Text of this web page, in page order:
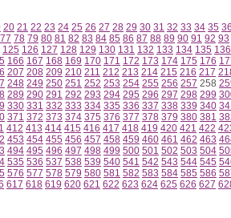
20 21 22 23 24 25 26 27 28 29 30 31 32 33 34 35 36
77 78 79 80 81 82 83 84 85 86 87 88 89 90 91 92 93
125 126 127 128 129 130 131 132 133 134 135 136
166 167 168 169 170 171 172 173 174 175 176
207 208 209 210 211 212 213 214 215 216 217
248 249 250 251 252 253 254 255 256 257 258
289 290 291 292 293 294 295 296 297 298 299
330 331 332 333 334 335 336 337 338 339 340
371 372 373 374 375 376 377 378 379 380 381
412 413 414 415 416 417 418 419 420 421 422
453 454 455 456 457 458 459 460 461 462 463
494 495 496 497 498 499 500 501 502 503 504
535 536 537 538 539 540 541 542 543 544 545
576 577 578 579 580 581 582 583 584 585 586
617 618 619 620 621 622 623 624 625 626 627